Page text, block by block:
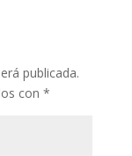
publicada.
con *